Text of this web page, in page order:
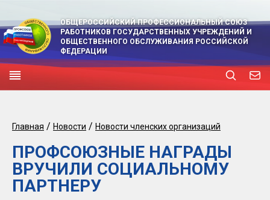
ОБЩЕРОССИЙСКИЙ ПРОФЕССИОНАЛЬНЫЙ СОЮЗ
РАБОТНИКОВ ГОСУДАРСТВЕННЫХ УЧРЕЖДЕНИЙ И
ОБЩЕСТВЕННОГО ОБСЛУЖИВАНИЯ РОССИЙСКОЙ
ФЕДЕРАЦИИ
Главная / Новости / Новости членских организаций
ПРОФСОЮЗНЫЕ НАГРАДЫ
ВРУЧИЛИ СОЦИАЛЬНОМУ
ПАРТНЕРУ